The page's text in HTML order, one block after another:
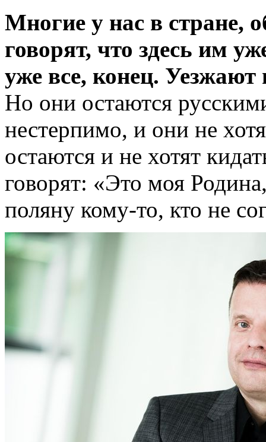
Многие у нас в стране,
говорят, что здесь им
уже все, конец.
Но они остаются
нестерпимо, и они не
остаются и не хотят
говорят: «Это моя
поляну кому-то, кто не